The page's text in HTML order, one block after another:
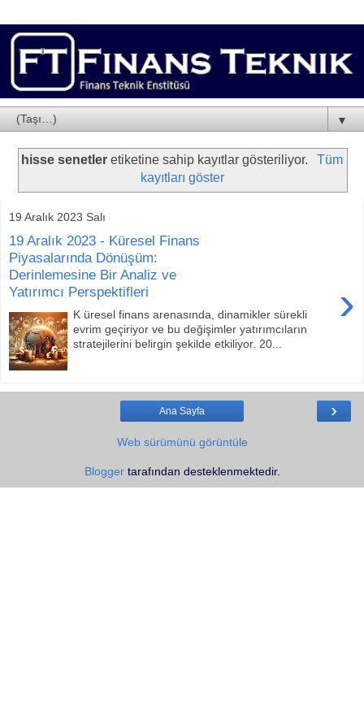
▼
hisse senetler etiketine sahip kayıtlar gösteriliyor.
Tüm
kayıtları göster
19 Aralık 2023 Salı
19 Aralık 2023 - Küresel Finans
Piyasalarında Dönüşüm:
Derinlemesine Bir Analiz ve
Yatırımcı Perspektifleri
›
K üresel finans arenasında, dinamikler sürekli
evrim geçiriyor ve bu değişimler yatırımcıların
stratejilerini belirgin şekilde etkiliyor. 20...
›
Ana Sayfa
Web sürümünü görüntüle
Bloggertarafından desteklenmektedir.